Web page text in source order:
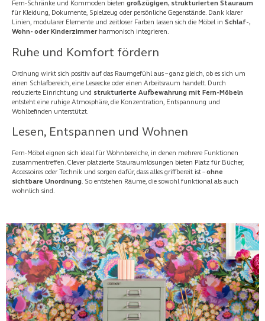
Fern-Schränke und Kommoden bieten großzügigen, strukturierten Stauraum
für Kleidung, Dokumente, Spielzeug oder persönliche Gegenstände. Dank klarer
Linien, modularer Elemente und zeitloser Farben lassen sich die Möbel in Schlaf-,
Wohn- oder Kinderzimmerharmonisch integrieren.
Ruhe und Komfort fördern
Ordnung wirkt sich positiv auf das Raumgefühl aus – ganz gleich, ob es sich um
einen Schlafbereich, eine Leseecke oder einen Arbeitsraum handelt. Durch
reduzierte Einrichtung und strukturierte Aufbewahrung mit Fern-Möbeln
entsteht eine ruhige Atmosphäre, die Konzentration, Entspannung und
Wohlbefinden unterstützt.
Lesen, Entspannen und Wohnen
Fern-Möbel eignen sich ideal für Wohnbereiche, in denen mehrere Funktionen
zusammentreffen. Clever platzierte Stauraumlösungen bieten Platz für Bücher,
Accessoires oder Technik und sorgen dafür, dass alles griffbereit ist –ohne
sichtbare Unordnung. So entstehen Räume, die sowohl funktional als auch
wohnlich sind.